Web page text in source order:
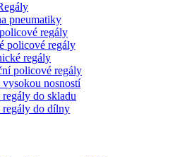
pneumatiky
regály
policové regály
regály
policové regály
vysokou nosností
do skladu
regály do dílny